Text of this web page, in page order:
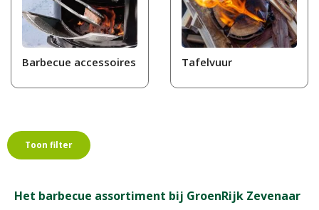
Barbecue accessoires Tafelvuur
Toon filter
Het barbecue assortiment bij GroenRijk Zevenaar